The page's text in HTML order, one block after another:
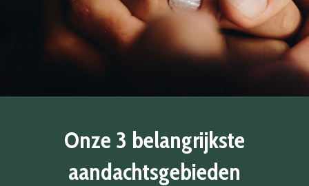
Onze 3 belangrijkste
aandachtsgebieden